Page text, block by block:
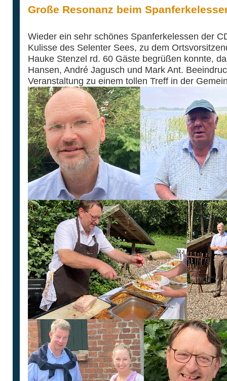
Große Resonanz beim
Wieder ein sehr schönes Spanferkelessen der
Kulisse des Selenter Sees, zu dem
Hauke Stenzel rd. 60 Gäste begrüßen konnte,
Hansen, André Jagusch und Mark Ant.
Veranstaltung zu einem tollen Treff in der